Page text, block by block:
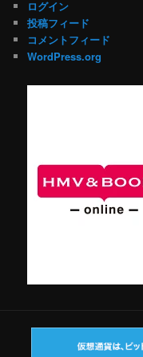
ログイン
投稿フィード
コメントフィード
WordPress.org